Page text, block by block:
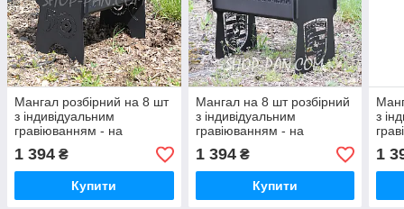
Мангал розбірний на 8 шт
з індивідуальним
гравіюванням - на
подарунок
1 394 ₴
Купити
Мангал на 8 шт розбірний
з індивідуальним
гравіюванням - на
подарунок
1 394₴
Купити
з
1